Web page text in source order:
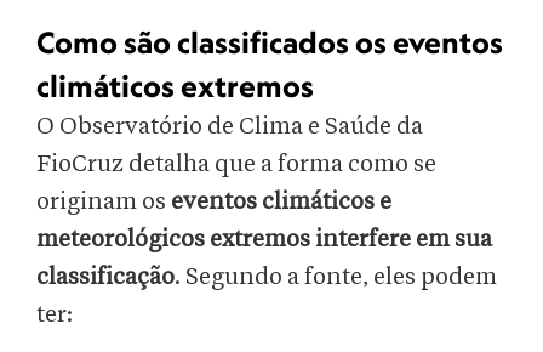
Como são classificados os eventos
climáticos extremos
O Observatório de Clima e Saúde da
FioCruz detalha que a forma como se
originam os eventos climáticos e
meteorológicos extremos interfere em sua
classificação. Segundo a fonte, eles podem
ter: